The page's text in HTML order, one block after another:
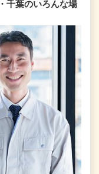
千葉のいろんな場